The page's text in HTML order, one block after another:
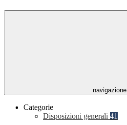
navigazione
Categorie
Disposizioni generali 41